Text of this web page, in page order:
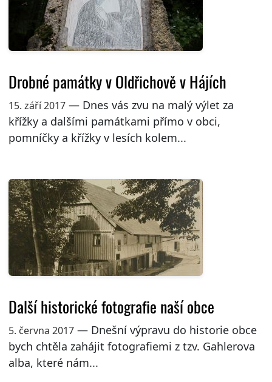
Drobné památky v Oldřichově v Hájích
15. září 2017— Dnes vás zvu na malý výlet za
křížky a dalšími památkami přímo v obci,
pomníčky a křížky v lesích kolem...
Další historické fotografie naší obce
5. června 2017— Dnešní výpravu do historie obce
bych chtěla zahájit fotografiemi z tzv. Gahlerova
alba, které nám...